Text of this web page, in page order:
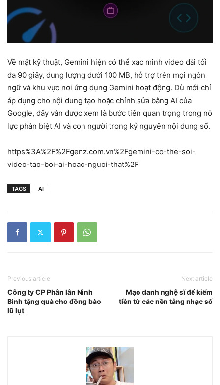
Về mặt kỹ thuật, Gemini hiện có thể xác minh video dài tối
đa 90 giây, dung lượng dưới 100 MB, hỗ trợ trên mọi ngôn
ngữ và khu vực nơi ứng dụng Gemini hoạt động. Dù mới chỉ
áp dụng cho nội dung tạo hoặc chỉnh sửa bằng AI của
Google, đây vẫn được xem là bước tiến quan trọng trong nỗ
lực phân biệt AI và con người trong kỷ nguyên nội dung số.
https%3A%2F%2Fgenz.com.vn%2Fgemini-co-the-soi-
video-tao-boi-ai-hoac-nguoi-that%2F
TAGS AI
Previous article
Công ty CP Phân lân Ninh
Bình tặng quà cho đồng bào
lũ lụt
Next article
Mạo danh nghệ sĩ để kiếm
tiền từ các nền tảng nhạc số